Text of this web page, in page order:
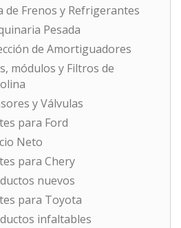
de Frenos y Refrigerantes
Pesada
de Amortiguadores
módulos y Filtros de
y Válvulas
para Ford
Neto
para Chery
nuevos
para Toyota
infaltables